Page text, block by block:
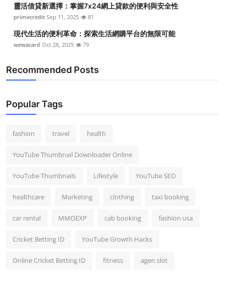
靈活借貸新選擇：掌握7x24網上貸款的便利與安全性
primecredit Sep 11, 2025 81
現代生活的便利革命：探索生活網購平台的無限可能
wewacard Oct 28, 2025 79
Recommended Posts
Popular Tags
fashion travel health
YouTube Thumbnail Downloader Online
YouTube Thumbnails Lifestyle YouTube SEO
healthcare Marketing clothing taxi booking
car rental MMOEXP cab booking fashion usa
Cricket Betting ID YouTube Growth Hacks
Online Cricket Betting ID fitness agen slot